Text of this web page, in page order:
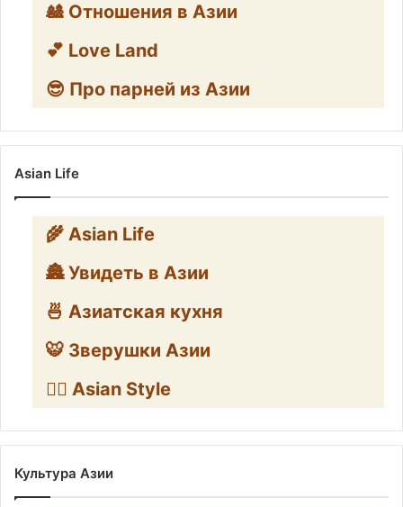
🎎 Отношения в Азии
💕 Love Land
😎 Про парней из Азии
Asian Life
🌾 Asian Life
🏯 Увидеть в Азии
🍜 Азиатская кухня
🐯 Зверушки Азии
🧛‍♂️ Asian Style
Культура Азии